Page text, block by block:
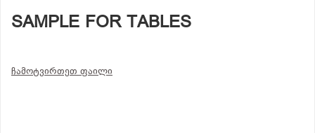
SAMPLE FOR TABLES
ჩამოტვირთეთ ფაილი